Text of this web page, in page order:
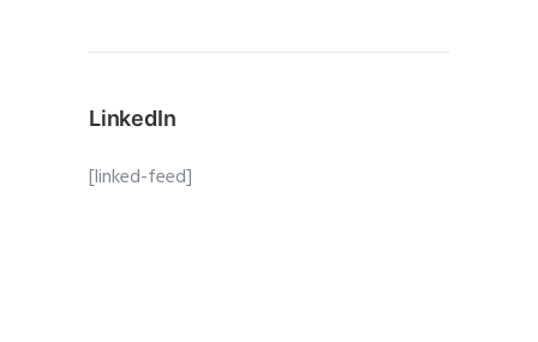
LinkedIn
[linked-feed]